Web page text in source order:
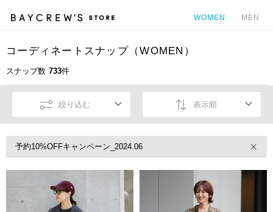
WOMEN MEN
コーディネートスナップ（WOMEN）
スナップ数 733件
絞り込む 表示順
予約10%OFFキャンペーン_2024.06